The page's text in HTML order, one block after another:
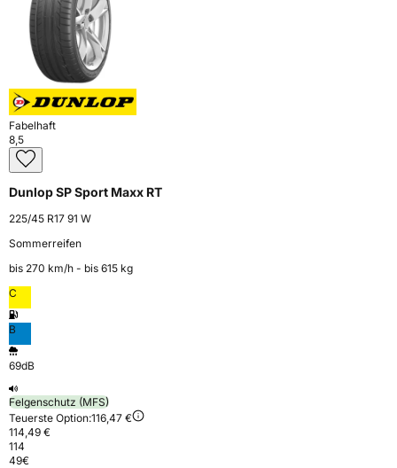
Fabelhaft
8,5
Dunlop SP Sport Maxx RT
225/45 R17 91 W
Sommerreifen
bis 270 km⁠/⁠h - bis 615 kg
C
B
69dB
Felgenschutz (MFS)
Teuerste Option:116,47 €
114,49 €
114
49€